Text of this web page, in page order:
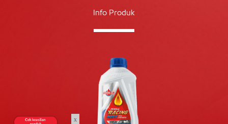
Info Produk
x